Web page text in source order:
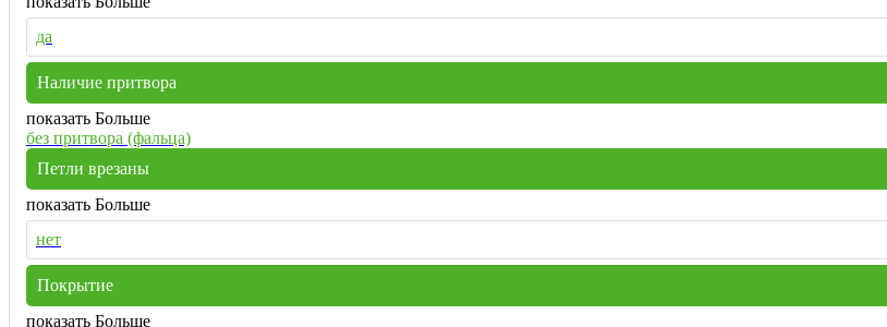
да
Наличие притвора
показать Больше
без притвора (фальца)
Петли врезаны
показать Больше
нет
Покрытие
показать Больше